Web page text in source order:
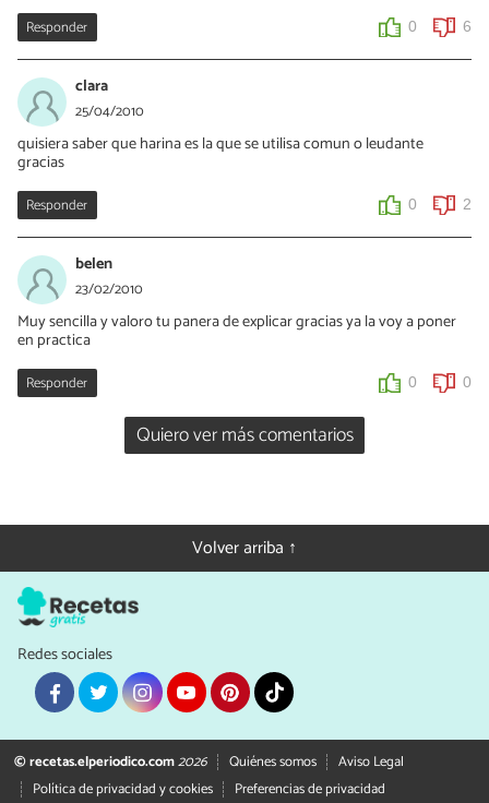
Responder 0 6
clara
25/04/2010
quisiera saber que harina es la que se utilisa comun o leudante
gracias
Responder 0 2
belen
23/02/2010
Muy sencilla y valoro tu panera de explicar gracias ya la voy a poner
en practica
Responder 0 0
Quiero ver más comentarios
Volver arriba ↑
Redes sociales
© recetas.elperiodico.com2026 Quiénes somos
Aviso Legal
Política de privacidad y cookies
Preferencias de privacidad